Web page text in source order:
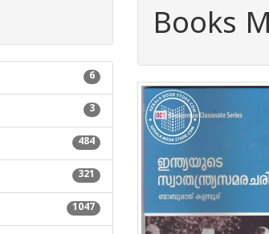
6
3
484
321
1047
Books